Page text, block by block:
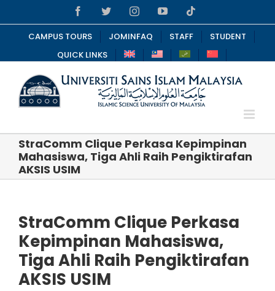
to
content
FacebookTwitterInstagramYouTube
CAMPUS TOURS JOMINFAQ STAFF
STUDENT
QUICK LINKS
StraComm Clique Perkasa Kepimpinan
Mahasiswa, Tiga Ahli Raih Pengiktirafan
AKSIS USIM
StraComm Clique Perkasa
Kepimpinan Mahasiswa,
Tiga Ahli Raih Pengiktirafan
AKSIS USIM